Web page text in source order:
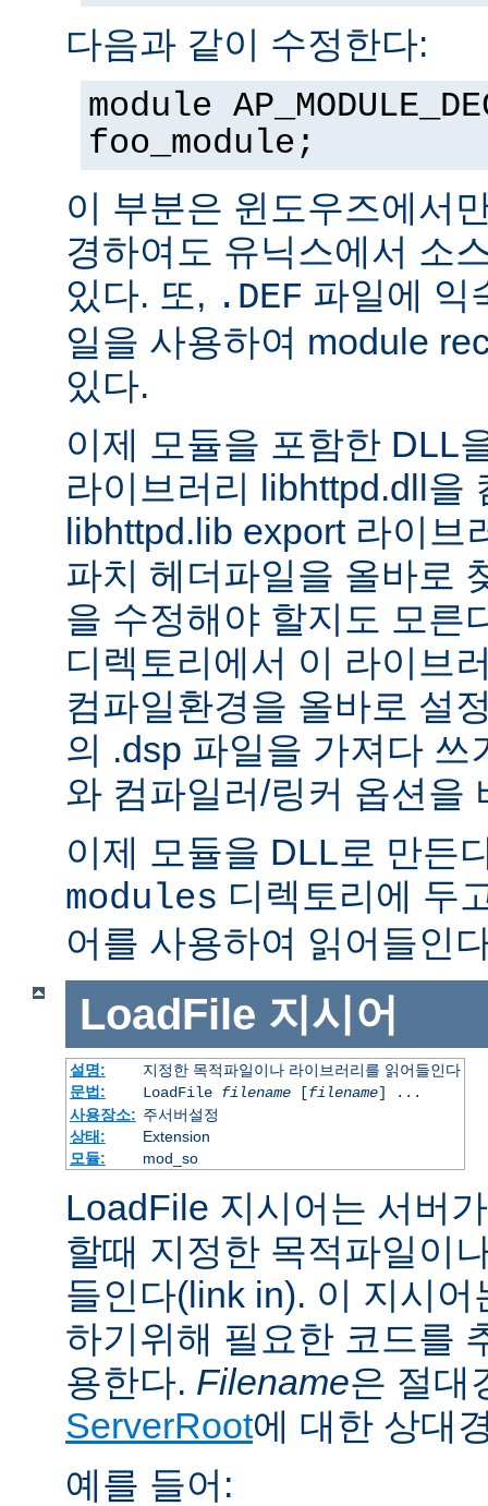
다음과 같이 수정한다:
module
foo_module;
이 부분은 윈도우즈에서
경하여도 유닉스에서 소
있다. 또, .DEF 파일에 익
일을 사용하여 module
있다.
이제 모듈을 포함한 DLL
라이브러리 libhttpd.dll을
libhttpd.lib export 라이브
파치 헤더파일을 올바로
을 수정해야 할지도 모른
디렉토리에서 이 라이브
컴파일환경을 올바로 설
의 .dsp 파일을 가져다 쓰
와 컴파일러/링커 옵션을
이제 모듈을 DLL로 만든
modules 디렉토리에 두
어를 사용하여 읽어들인
LoadFile 지시어
설명:
지정한 목적파일이나 라이브러리를 읽어들인다
문법:
LoadFile filename[filename] ...
사용장소: 주서버설정
상태:
Extension
모듈:
mod_so
LoadFile 지시어는 서버
할때 지정한 목적파일이
들인다(link in). 이 지시
하기위해 필요한 코드를
용한다. Filename은 절대
ServerRoot에 대한 상대
예를 들어: